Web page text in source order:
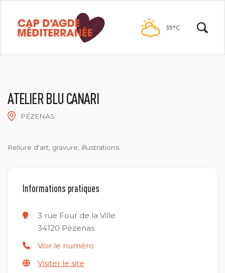
contenu
35°C
ATELIER BLU CANARI
PÉZENAS
Reliure d'art, gravure, illustrations.
Informations pratiques
3 rue Four de la Ville
34120 Pézenas
Voir le numéro
Visiter le site